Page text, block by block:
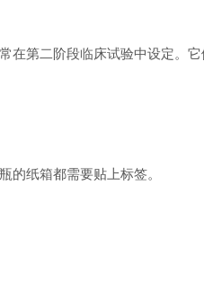
第二阶段临床试验中设定。
的纸箱都需要贴上标签。